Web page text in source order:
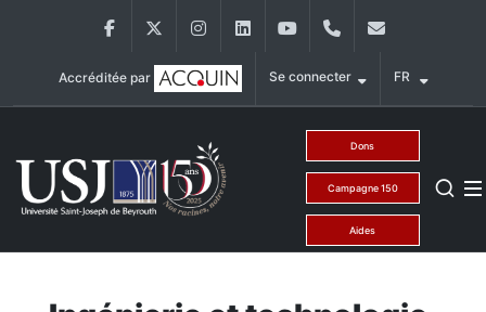
FacebookTwitter InstagramLinkedInYouTube+9611421000
Accréditée par Se connecter FR
Dons
Campagne 150
Aides